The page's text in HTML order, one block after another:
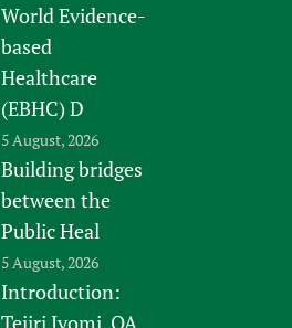
World Evidence-
based
Healthcare
(EBHC) D
5 August, 2026
Building bridges
between the
Public Heal
5 August, 2026
Introduction:
Tejiri Iyomi, QA